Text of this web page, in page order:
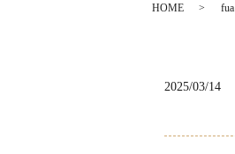
HOME fua
2025/03/14